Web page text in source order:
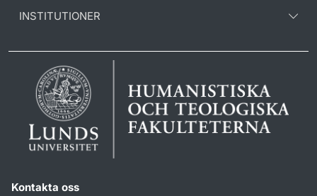
INSTITUTIONER
Kontakta oss